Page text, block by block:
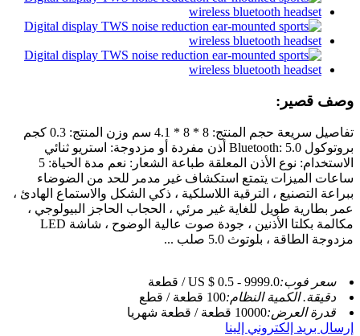
وصف قصير:
تفاصيل سريعة حجم المنتج: 8 * 8 * 4.1 سم وزن المنتج: 0.3 كجم
بروتوكول Bluetooth: 5.0 أذن مفردة أو مزدوجة: استريو ثنائي
الاستخدام: نوع الأذن المعلقة طباعة الشعار: نعم مدة الحياة: 5
ساعات الميزات يتمتع استكشاف غير مدمر للحد من الضوضاء
ببراعة التصنيع ، الترقية اللاسلكية ، ذكي الشكل والاستماع الهادئ ،
عمر بطارية طويل للغاية غير مرئي ، الحجاب الحاجز البيولوجي ،
مكالمة بكلتا الأذنين ، جودة صوت عالية الوضوح ، شاشة LED
مزدوجة الطاقة ، بلوتوث 5.0 صلب ...
سعر فوب:US $ 0.5 - 9999.0 / قطعة
دقيقة. الكمية النظام:100 قطعة / قطع
قدرة العرض:10000 قطعة / قطعة شهريا
إرسال بريد إلكتروني إلينا